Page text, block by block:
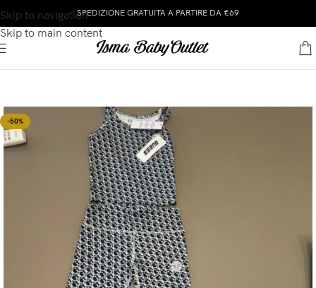
Skip to navigation
Skip to main content
SPEDIZIONE GRATUITA A PARTIRE DA €69
-50%